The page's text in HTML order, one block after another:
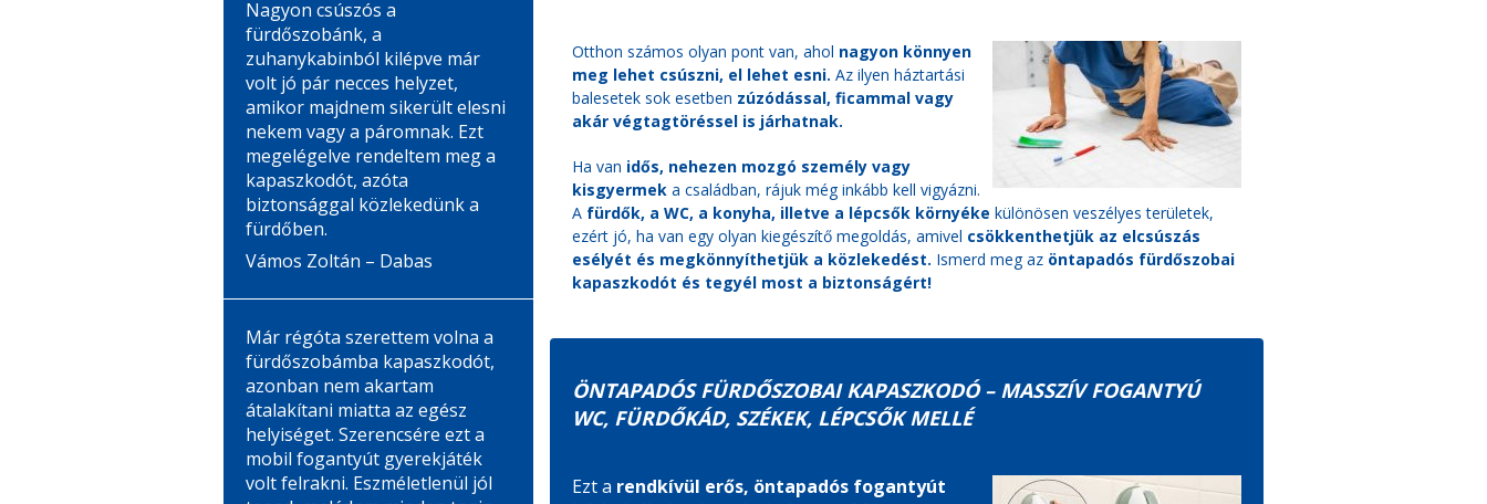
Nagyon csúszós a
fürdőszobánk, a
zuhanykabinból kilépve már
volt jó pár necces helyzet,
amikor majdnem sikerült elesni
nekem vagy a páromnak. Ezt
megelégelve rendeltem meg a
kapaszkodót, azóta
biztonsággal közlekedünk a
fürdőben.
Vámos Zoltán – Dabas
Már régóta szerettem volna a
fürdőszobámba kapaszkodót,
azonban nem akartam
átalakítani miatta az egész
helyiséget. Szerencsére ezt a
mobil fogantyút gyerekjáték
volt felrakni. Eszméletlenül jól
Otthon számos olyan pont van, ahol nagyon könnyen
meg lehet csúszni, el lehet esni. Az ilyen háztartási
balesetek sok esetben zúzódással, ficammal vagy
akár végtagtöréssel is járhatnak.
Ha van idős, nehezen mozgó személy vagy
kisgyermek a családban, rájuk még inkább kell vigyázni.
A fürdők, a WC, a konyha, illetve a lépcsők környéke különösen veszélyes területek,
ezért jó, ha van egy olyan kiegészítő megoldás, amivel csökkenthetjük az elcsúszás
esélyét és megkönnyíthetjük a közlekedést. Ismerd meg az öntapadós fürdőszobai
kapaszkodót és tegyél most a biztonságért!
ÖNTAPADÓS FÜRDŐSZOBAI KAPASZKODÓ – MASSZÍV FOGANTYÚ
WC, FÜRDŐKÁD, SZÉKEK, LÉPCSŐK MELLÉ
Ezt a rendkívül erős, öntapadós fogantyút